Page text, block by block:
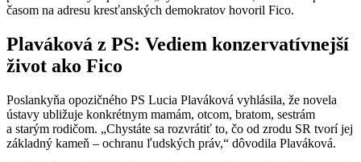
časom na adresu kresťanských demokratov hovoril Fico.
Plaváková z PS: Vediem konzervatívnejší
život ako Fico
Poslankyňa opozičného PS Lucia Plaváková vyhlásila, že novela
ústavy ubližuje konkrétnym mamám, otcom, bratom, sestrám
a starým rodičom. „Chystáte sa rozvrátiť to, čo od zrodu SR tvorí jej
základný kameň – ochranu ľudských práv,“ dôvodila Plaváková.